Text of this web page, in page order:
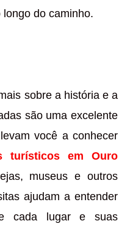
do caminho.
sobre a história e a
são uma excelente
você a conhecer
turísticos em Ouro
museus e outros
ajudam a entender
cada lugar e suas